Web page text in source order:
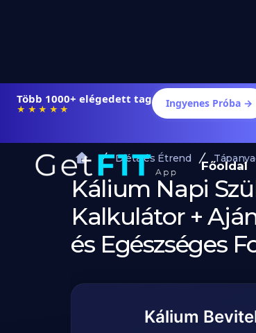
Főoldal
Több 1000+ elégedett tag
★★★★★ Ingyenes Próba →
Diéta és Étrend
Kálium Napi
Kalkulátor +
és Egészséges
Kálium